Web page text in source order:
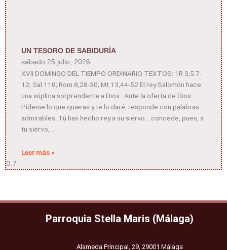
UN TESORO DE SABIDURÍA
sábado 25 julio, 2026
XVII DOMINGO DEL TIEMPO ORDINARIO TEXTOS: 1R 3,5.7-
12; Sal 118; Rom 8,28-30; Mt 13,44-52 El rey Salomón hace
una súplica sorprendente a Dios. Ante la oferta de Dios:
Pídeme lo que quieras y te lo daré, responde con palabras
admirables: Tú has hecho rey a su siervo… concede, pues, a
tu siervo,
Leer más »
Parroquia Stella Maris (Málaga)
Alameda Principal, 29, 29001 Málaga